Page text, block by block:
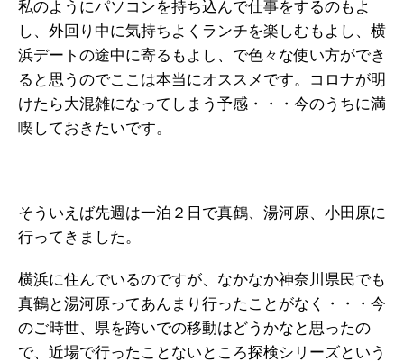
私のようにパソコンを持ち込んで仕事をするのもよ
し、外回り中に気持ちよくランチを楽しむもよし、横
浜デートの途中に寄るもよし、で色々な使い方ができ
ると思うのでここは本当にオススメです。コロナが明
けたら大混雑になってしまう予感・・・今のうちに満
喫しておきたいです。
そういえば先週は一泊２日で真鶴、湯河原、小田原に
行ってきました。
横浜に住んでいるのですが、なかなか神奈川県民でも
真鶴と湯河原ってあんまり行ったことがなく・・・今
のご時世、県を跨いでの移動はどうかなと思ったの
で、近場で行ったことないところ探検シリーズという